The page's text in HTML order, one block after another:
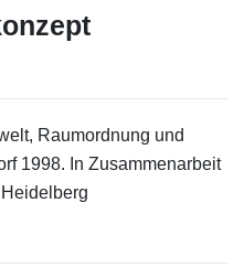
Raumordnung und
1998. In Zusammenarbeit